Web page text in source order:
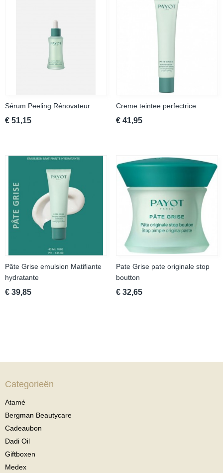
Sérum Peeling Rénovateur
€ 51,15
Creme teintee perfectrice
€ 41,95
Pâte Grise emulsion Matifiante
hydratante
€ 39,85
Pate Grise pate originale stop
boutton
€ 32,65
Categorieën
Atamé
Bergman Beautycare
Cadeaubon
Dadi Oil
Giftboxen
Medex